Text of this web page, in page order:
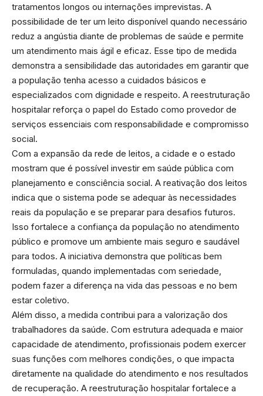
tratamentos longos ou internações imprevistas. A
possibilidade de ter um leito disponível quando necessário
reduz a angústia diante de problemas de saúde e permite
um atendimento mais ágil e eficaz. Esse tipo de medida
demonstra a sensibilidade das autoridades em garantir que
a população tenha acesso a cuidados básicos e
especializados com dignidade e respeito. A reestruturação
hospitalar reforça o papel do Estado como provedor de
serviços essenciais com responsabilidade e compromisso
social.
Com a expansão da rede de leitos, a cidade e o estado
mostram que é possível investir em saúde pública com
planejamento e consciência social. A reativação dos leitos
indica que o sistema pode se adequar às necessidades
reais da população e se preparar para desafios futuros.
Isso fortalece a confiança da população no atendimento
público e promove um ambiente mais seguro e saudável
para todos. A iniciativa demonstra que políticas bem
formuladas, quando implementadas com seriedade,
podem fazer a diferença na vida das pessoas e no bem
estar coletivo.
Além disso, a medida contribui para a valorização dos
trabalhadores da saúde. Com estrutura adequada e maior
capacidade de atendimento, profissionais podem exercer
suas funções com melhores condições, o que impacta
diretamente na qualidade do atendimento e nos resultados
de recuperação. A reestruturação hospitalar fortalece a